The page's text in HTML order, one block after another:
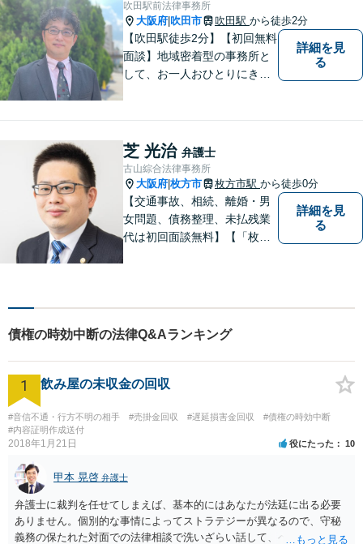
ートいたします。
吹田駅前法律事務所
大阪府 吹田市 吹田駅 から徒歩2分
【吹田駅徒歩2分】【初回無料
面談】地域密着型の事務所と
して、お一人おひとりにきめ
ごとに対応！まずは無料相談
にお越しください。【完全個
室対応】
詳細を見
る
芝 光治 弁護士
古山綜合法律事務所
大阪府 枚方市 枚方市駅 から徒歩0分
【交通事故、相続、離婚・男
女問題、債務整理、未払残業
代は初回面談無料】【「枚方
ヒアリングし、あらゆる観点
から解決策をご提案してまい
ります。
詳細を見
る
債権の時効中断の法律Q&Aランキング
1 飲み屋の未収金の回収
#音信不通・行方不明の相手 #売掛金回収 #遅延損害金回収
#債権の時効中断
#内容証明作成送付
2018年1月21日 役にたった 10
甲本 晃啓 弁護士
弁護士に裁判を任せてしまえば、基本的にはあなたが法廷に出る必要
ありません。個別的な事情によってストラテジーが異なるので、守秘
義務の保たれた対面での法律相談で洗いざらい話して、ベストな方法